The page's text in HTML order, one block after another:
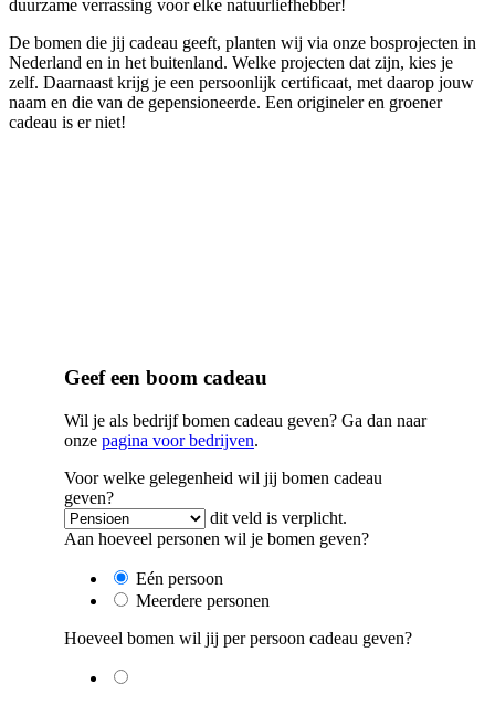
duurzame verrassing voor elke natuurliefhebber!
De bomen die jij cadeau geeft, planten wij via onze bosprojecten in
Nederland en in het buitenland. Welke projecten dat zijn, kies je
zelf. Daarnaast krijg je een persoonlijk certificaat, met daarop jouw
naam en die van de gepensioneerde. Een origineler en groener
cadeau is er niet!
Geef een boom cadeau
Wil je als bedrijf bomen cadeau geven? Ga dan naar
onze pagina voor bedrijven.
Voor welke gelegenheid wil jij bomen cadeau
geven?
dit veld is verplicht.
Aan hoeveel personen wil je bomen geven?
Eén persoon
Meerdere personen
Hoeveel bomen wil jij per persoon cadeau geven?